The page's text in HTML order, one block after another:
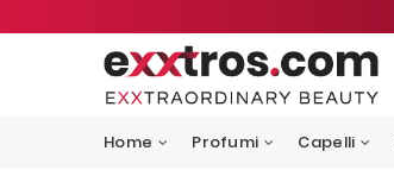
Home Profumi Capelli